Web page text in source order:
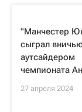
"Манчестер
сыграл
аутсайдером
чемпионата
27 апреля 2024